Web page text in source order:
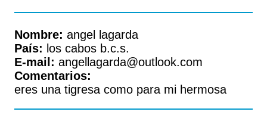
Nombre: angel lagarda
País: los cabos b.c.s.
E-mail: angellagarda@outlook.com
Comentarios:
eres una tigresa como para mi hermosa